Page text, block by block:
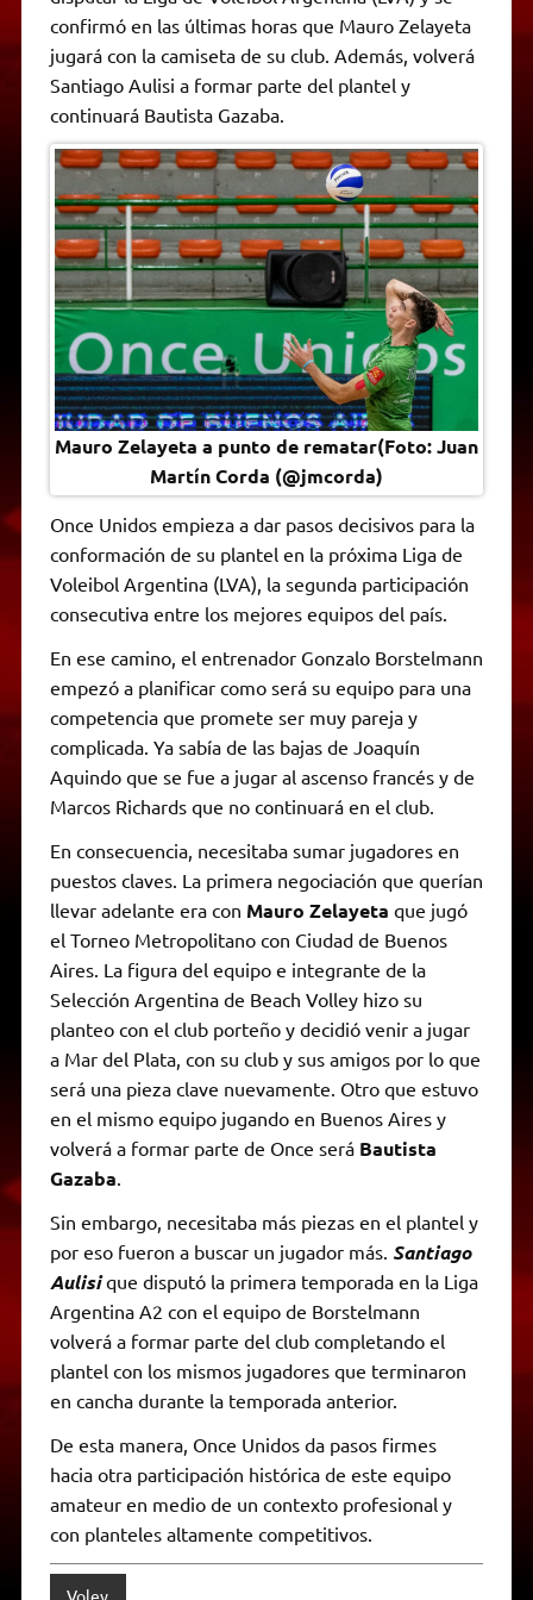
A
p
p
a
m
r
o
o
k
n
g
e
n
k
r
i
n
d
l
y
confirmó en las últimas horas que Mauro Zelayeta
jugará con la camiseta de su club. Además, volverá
Santiago Aulisi a formar parte del plantel y
continuará Bautista Gazaba.
Mauro Zelayeta a punto de rematar(Foto: Juan
Martín Corda (@jmcorda)
Once Unidos empieza a dar pasos decisivos para la
conformación de su plantel en la próxima Liga de
Voleibol Argentina (LVA), la segunda participación
consecutiva entre los mejores equipos del país.
En ese camino, el entrenador Gonzalo Borstelmann
empezó a planificar como será su equipo para una
competencia que promete ser muy pareja y
complicada. Ya sabía de las bajas de Joaquín
Aquindo que se fue a jugar al ascenso francés y de
Marcos Richards que no continuará en el club.
En consecuencia, necesitaba sumar jugadores en
puestos claves. La primera negociación que querían
llevar adelante era con Mauro Zelayeta que jugó
el Torneo Metropolitano con Ciudad de Buenos
Aires. La figura del equipo e integrante de la
Selección Argentina de Beach Volley hizo su
planteo con el club porteño y decidió venir a jugar
a Mar del Plata, con su club y sus amigos por lo que
será una pieza clave nuevamente. Otro que estuvo
en el mismo equipo jugando en Buenos Aires y
volverá a formar parte de Once será Bautista
Gazaba.
Sin embargo, necesitaba más piezas en el plantel y
por eso fueron a buscar un jugador más. Santiago
Aulisique disputó la primera temporada en la Liga
Argentina A2 con el equipo de Borstelmann
volverá a formar parte del club completando el
plantel con los mismos jugadores que terminaron
en cancha durante la temporada anterior.
De esta manera, Once Unidos da pasos firmes
hacia otra participación histórica de este equipo
amateur en medio de un contexto profesional y
con planteles altamente competitivos.
Voley